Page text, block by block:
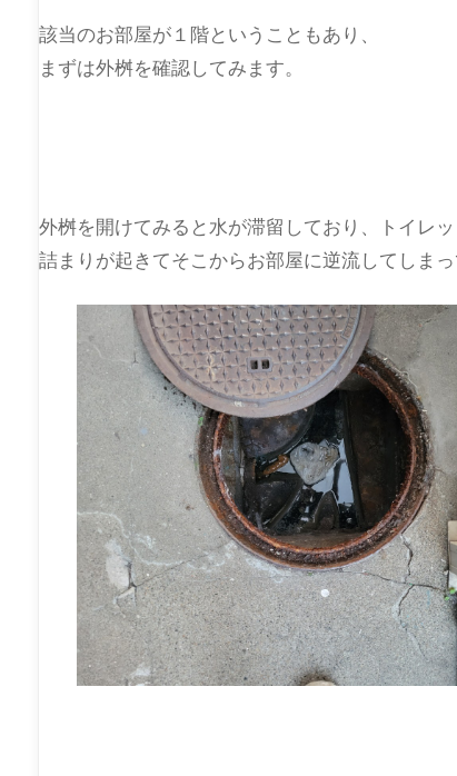
該当のお部屋が１階ということもあり、
まずは外桝を確認してみます。
外桝を開けてみると水が滞留しており、トイレ
詰まりが起きてそこからお部屋に逆流してしまっ